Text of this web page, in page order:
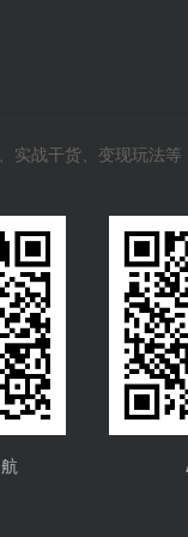
实战干货、变现玩法